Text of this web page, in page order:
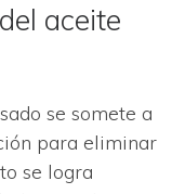
aceite
se somete a
para eliminar
se logra